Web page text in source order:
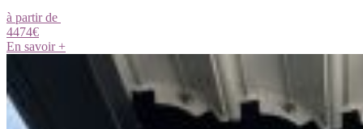
à partir de
4474€
En savoir +